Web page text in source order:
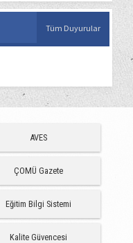
Tüm Duyurular
AVES
ÇOMÜ Gazete
Eğitim Bilgi Sistemi
Kalite Güvencesi